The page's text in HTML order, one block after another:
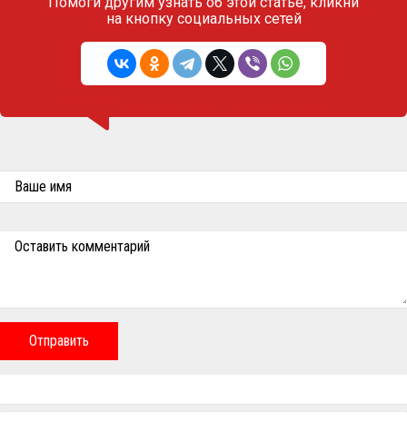
на кнопку социальных сетей
Ваше имя
Оставить комментарий
Отправить